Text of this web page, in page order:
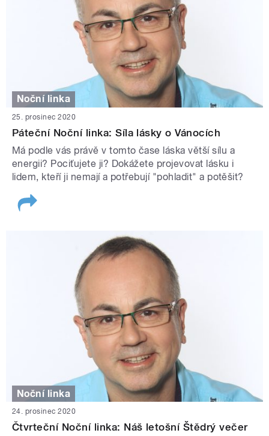
Noční linka
25. prosinec 2020
Páteční Noční linka: Síla lásky o Vánocích
Má podle vás právě v tomto čase láska větší sílu a
energii? Pociťujete ji? Dokážete projevovat lásku i
lidem, kteří ji nemají a potřebují "pohladit" a potěšit?
Noční linka
24. prosinec 2020
Čtvrteční Noční linka: Náš letošní Štědrý večer